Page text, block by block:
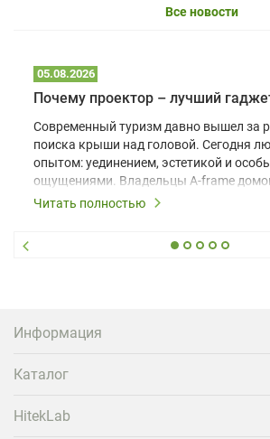
Все новости
05.08.2026
Современный туризм давно вышел за
поиска крыши над головой. Сегодня
опытом: уединением, эстетикой и
ощущениями. Владельцы A-frame
шале понимают, что конкуренция
вернуться и поделиться впечатлениями
проектора.
Читать полностью
Информация
Каталог
HitekLab